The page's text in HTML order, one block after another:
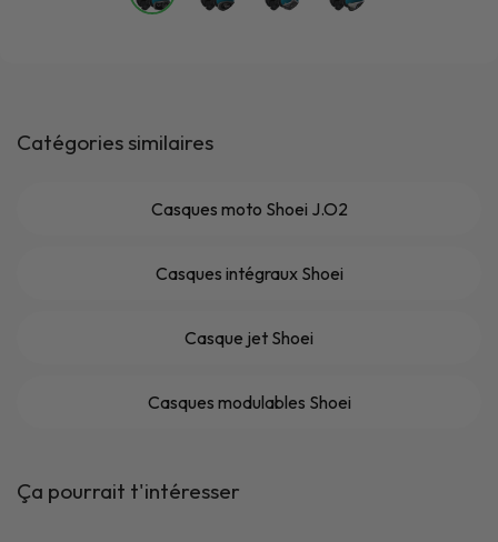
Catégories similaires
Casques moto Shoei J.O2
Casques intégraux Shoei
Casque jet Shoei
Casques modulables Shoei
Ça pourrait t'intéresser